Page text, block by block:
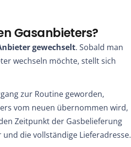
Gasanbieters?
gewechselt. Sobald man
wechseln möchte, stellt sich
zur Routine geworden,
vom neuen übernommen wird,
Zeitpunkt der Gasbelieferung
die vollständige Lieferadresse.